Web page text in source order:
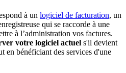
à un logiciel de facturation, un
qui se raccorde à une
à l’administration vos factures.
votre logiciel actuel s'il devient
en bénéficiant des services d'une